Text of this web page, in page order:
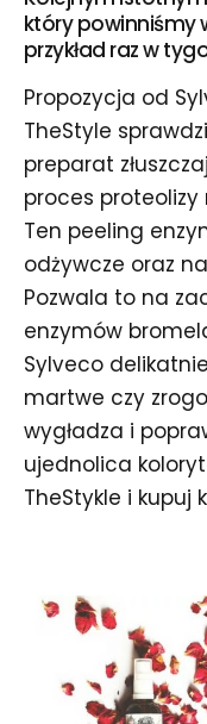
który powinniśmy
przykład raz w
Propozycja od
TheStyle
preparat
proces
Ten peeling
odżywcze oraz
Pozwala to na
enzymów
Sylveco
martwe czy
wygładza i
ujednolica
TheStykle i kupuj